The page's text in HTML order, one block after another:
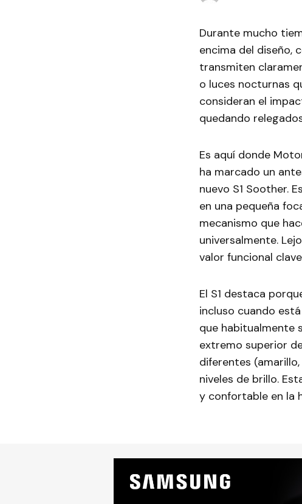
Durante mucho
encima del diseño,
transmiten
o luces nocturnas
consideran el
quedando
Es aquí donde
ha marcado un
nuevo S1 Soother.
en una pequeña
mecanismo que
universalmente.
valor funcional
El S1 destaca
incluso cuando
que habitualmente
extremo superior
diferentes
niveles de brillo.
y confortable en la